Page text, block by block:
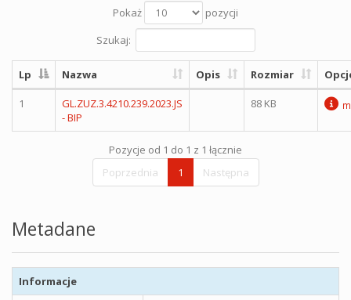
Pokaż
pozycji
Szukaj:
Lp Nazwa Opis Rozmiar
1
GL.ZUZ.3.4210.239.2023.JS
- BIP
88 KB
Pozycje od 1 do 1 z 1 łącznie
Poprzednia
1 Następna
Metadane
Informacje